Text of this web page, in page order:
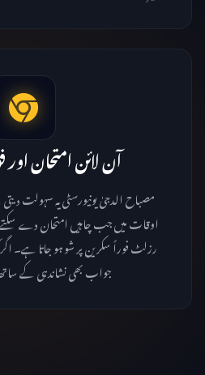
آن لائن امتحان
مصباح الدجیٰ یونیورسٹی یہ سہولت
اوقات میں جب چاہیں امتحان دے
رزلٹ فوراً سکرین پر شو ہو جاتا ہے۔
جواب بھی نشاندہی کے ساتھ